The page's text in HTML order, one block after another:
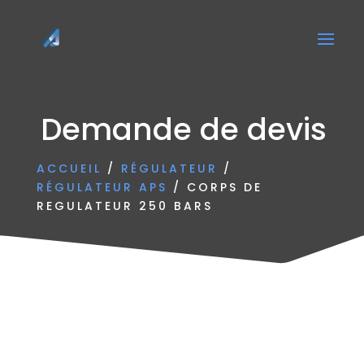
Demande de devis
ACCUEIL / RÉGULATEUR /
RÉGULATEUR APS / CORPS DE
REGULATEUR 250 BARS